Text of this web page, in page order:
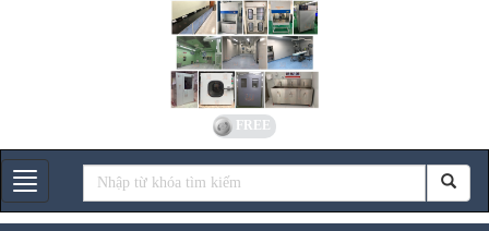
FREE
Gian hàng